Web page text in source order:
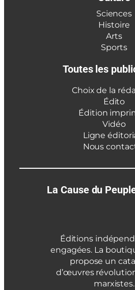
Sciences
Histoire
Arts
Sports
Toutes les
Choix de la
Édito
Édition
Vidéo
Ligne
Nous
La Cause du
Éditions
engagées. La
propose un
d’œuvres
marxistes.